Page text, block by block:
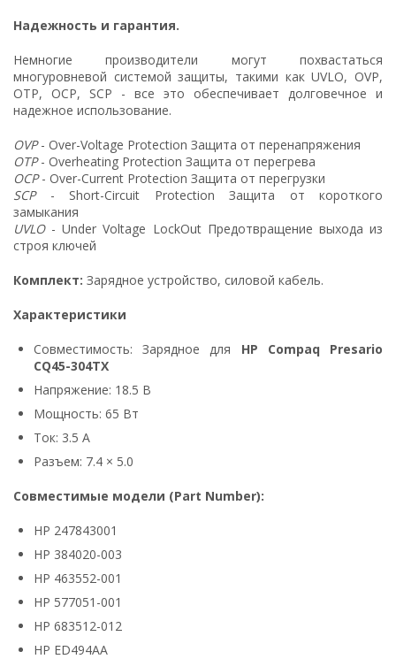
Надежность и гарантия.
Немногие производители могут похвастаться
многуровневой системой защиты, такими как UVLO, OVP,
OTP, OCP, SCP - все это обеспечивает долговечное и
надежное использование.
OVP- Over-Voltage Protection Защита от перенапряжения
OTP- Overheating Protection Защита от перегрева
OCP- Over-Current Protection Защита от перегрузки
SCP- Short-Circuit Protection Защита от короткого
замыкания
UVLO- Under Voltage LockOut Предотвращение выхода из
строя ключей
Комплект: Зарядное устройство, силовой кабель.
Характеристики
Совместимость: Зарядное для HP Compaq Presario
CQ45-304TX
Напряжение: 18.5 В
Мощность: 65 Вт
Ток: 3.5 А
Разъем: 7.4 × 5.0
Совместимые модели (Part Number):
HP 247843001
HP 384020-003
HP 463552-001
HP 577051-001
HP 683512-012
HP ED494AA